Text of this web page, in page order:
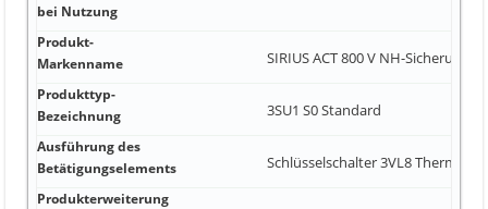
bei Nutzung
Produkt-
Markenname
SIRIUS ACT 800 V NH-Sicherung
Produkttyp-
Bezeichnung
3SU1 S0 Standard
Ausführung des
Betätigungselements
Schlüsselschalter 3VL8
Produkterweiterung